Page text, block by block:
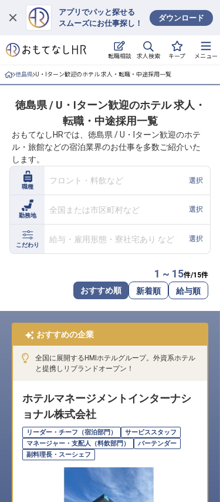
アプリでパッと探せる
スムーズにお仕事探し！
ダウンロード
転職相談 求人検索 キープ メニュー
ログイン
求人・施設を探す
就職・転職 合同説明会
おもてなしHRについて
ご利用の流れ
よくある質問
ホテル・宿泊業界情報コラム
転職サポートに申し込む
採用をお考えの企業様へ
徳島県 U・Iターン歓迎のホテル 求人・転職・中途採用一覧
徳島県 / U・Iターン歓迎のホテル 求人・
転職・中途採用一覧
おもてなしHRでは、徳島県 / U・Iターン歓迎のホテ
ル・旅館などの宿泊業界のお仕事を多数ご紹介いた
します。
職種
フロント・料飲など 選択
勤務地
全国または市区町村など 選択
こだわり
給与・雇用形態・寮社宅あり など 選択
1 ~ 15件/15件
おすすめ順 新着順 給与順
おすすめの企業
全国に展開するHMIホテルグループ。外資系ホテル
と提携しリブランドオープン！
ホテルマネージメントインターナシ
ョナル株式会社
リーダー・チーフ（宿泊部門）
サービススタッフ
マネージャー・支配人（料飲部門）
バーテンダー
副料理長・スーシェフ